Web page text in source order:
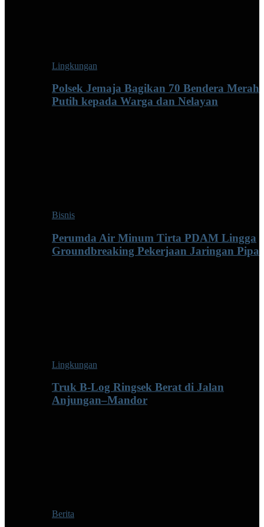
Lingkungan
Polsek Jemaja Bagikan 70 Bendera Merah
Putih kepada Warga dan Nelayan
Bisnis
Perumda Air Minum Tirta PDAM Lingga
Groundbreaking Pekerjaan Jaringan Pipa
Lingkungan
Truk B-Log Ringsek Berat di Jalan
Anjungan–Mandor
Berita